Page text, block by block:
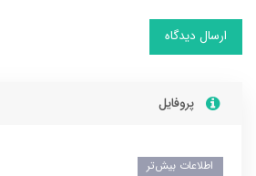
ارسال دیدگاه
پروفایل
اطلاعات بیش‌تر